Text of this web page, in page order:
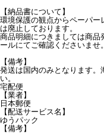
【納品書について】
環境保護の観点からペーパー
は廃止しております。
商品明細につきましては商品
ールにてご確認くださいませ。
【備考】
発送は国内のみとなります。
い。
宅配便
【業者】
日本郵便
【配送サービス名】
ゆうパック
【備考】